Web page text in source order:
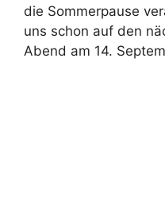
die Sommerpause
uns schon auf den
Abend am 14.